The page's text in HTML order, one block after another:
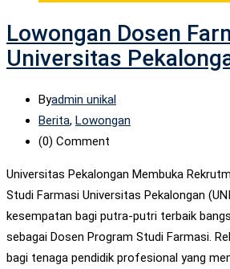
Lowongan Dosen
Universitas
Byadmin unikal
Berita, Lowongan
(0) Comment
Universitas Pekalongan Membuka
Studi Farmasi Universitas Pekalongan
kesempatan bagi putra-putri terbaik
sebagai Dosen Program Studi Farmasi.
bagi tenaga pendidik profesional yang